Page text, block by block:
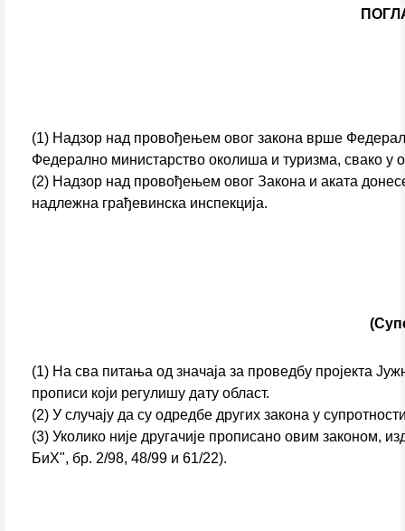
(1) Надзор над провођењем овог закона врше
Федерално министарство околиша и туризма, свако у
(2) Надзор над провођењем овог Закона и аката
надлежна грађевинска инспекција.
(1) На сва питања од значаја за проведбу пројекта
прописи који регулишу дату област.
(2) У случају да су одредбе других закона у
(3) Уколико није другачије прописано овим
БиХ", бр. 2/98, 48/99 и 61/22).